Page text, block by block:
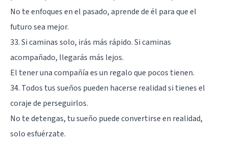
No te enfoques en el pasado, aprende de él para que el
futuro sea mejor.
33. Si caminas solo, irás más rápido. Si caminas
acompañado, llegarás más lejos.
El tener una compañía es un regalo que pocos tienen.
34. Todos tus sueños pueden hacerse realidad si tienes el
coraje de perseguirlos.
No te detengas, tu sueño puede convertirse en realidad,
solo esfuérzate.